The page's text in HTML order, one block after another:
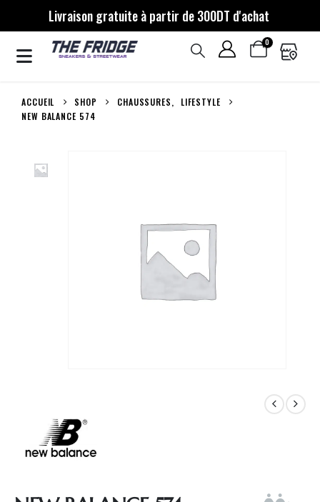
Livraison gratuite à partir de 300DT d'achat
0
ACCUEIL SHOP CHAUSSURES,
LIFESTYLE
NEW BALANCE 574